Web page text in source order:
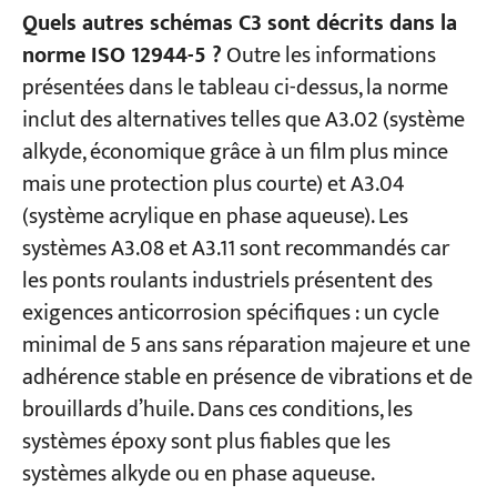
Quels autres schémas C3 sont décrits dans la
norme ISO 12944-5 ?Outre les informations
présentées dans le tableau ci-dessus, la norme
inclut des alternatives telles que A3.02 (système
alkyde, économique grâce à un film plus mince
mais une protection plus courte) et A3.04
(système acrylique en phase aqueuse). Les
systèmes A3.08 et A3.11 sont recommandés car
les ponts roulants industriels présentent des
exigences anticorrosion spécifiques : un cycle
minimal de 5 ans sans réparation majeure et une
adhérence stable en présence de vibrations et de
brouillards d’huile. Dans ces conditions, les
systèmes époxy sont plus fiables que les
systèmes alkyde ou en phase aqueuse.